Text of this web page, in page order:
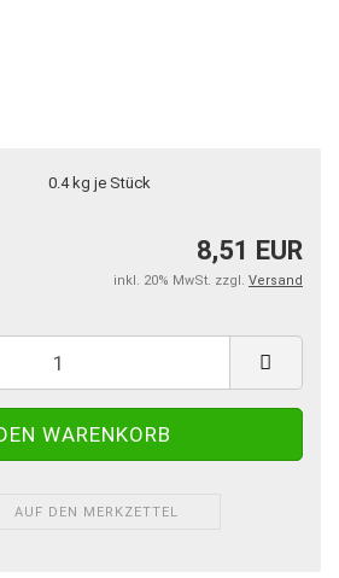
0.4kg je Stück
8,51 EUR
inkl. 20% MwSt. zzgl. Versand
AUF DEN MERKZETTEL